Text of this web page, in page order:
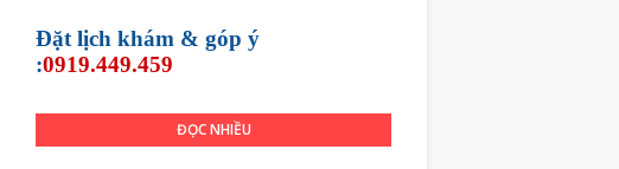
Đặt lịch khám & góp ý
:0919.449.459
ĐỌC NHIỀU